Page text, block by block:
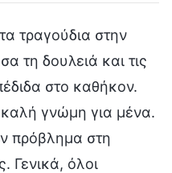
τραγούδια στην
τη δουλειά και τις
στο καθήκον.
καλή γνώμη για μένα.
πρόβλημα στη
Γενικά, όλοι